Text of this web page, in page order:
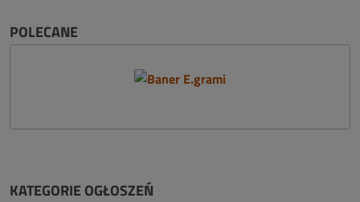
POLECANE
KATEGORIE OGŁOSZEŃ